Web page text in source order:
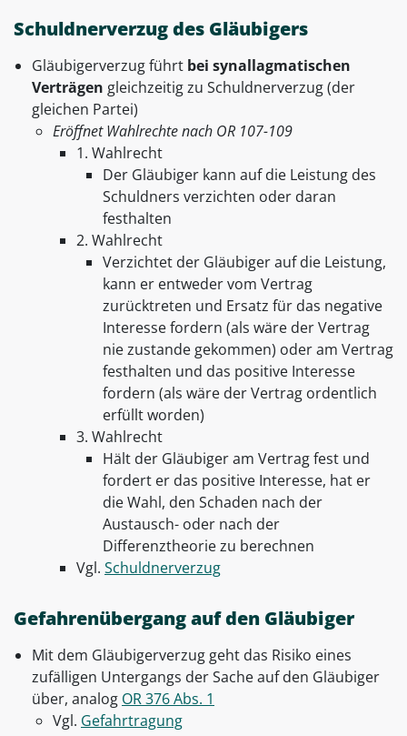
Schuldnerverzug des Gläubigers
Gläubigerverzug führt bei synallagmatischen
Verträgen gleichzeitig zu Schuldnerverzug (der
gleichen Partei)
Eröffnet Wahlrechte nach OR 107-109
1. Wahlrecht
Der Gläubiger kann auf die Leistung des
Schuldners verzichten oder daran
festhalten
2. Wahlrecht
Verzichtet der Gläubiger auf die Leistung,
kann er entweder vom Vertrag
zurücktreten und Ersatz für das negative
Interesse fordern (als wäre der Vertrag
nie zustande gekommen) oder am Vertrag
festhalten und das positive Interesse
fordern (als wäre der Vertrag ordentlich
erfüllt worden)
3. Wahlrecht
Hält der Gläubiger am Vertrag fest und
fordert er das positive Interesse, hat er
die Wahl, den Schaden nach der
Austausch- oder nach der
Differenztheorie zu berechnen
Vgl. Schuldnerverzug
Gefahrenübergang auf den Gläubiger
Mit dem Gläubigerverzug geht das Risiko eines
zufälligen Untergangs der Sache auf den Gläubiger
über, analog OR 376 Abs. 1
Vgl. Gefahrtragung